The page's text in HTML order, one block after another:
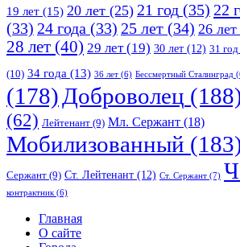
19 лет (15) 20 лет (25) 21 год (35) 22
(33) 24 года (33) 25 лет (34) 26 лет
28 лет (40) 29 лет(19) 30 лет (12) 31 год
(10) 34 года (13) 36 лет (6) Бессмертный Сталинград
(178) Доброволец
(62) Лейтенант (9) Мл. Сержант (18)
Мобилизованный
Сержант (9) Ст. Лейтенант (12) Ст. Сержант (7)
контрактник (6)
Исследовать
Главная
О сайте